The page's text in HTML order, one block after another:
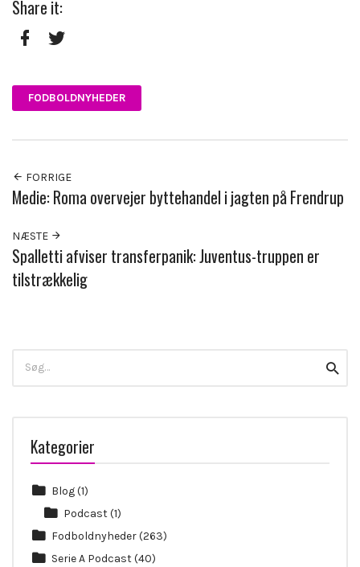
Share it:
FODBOLDNYHEDER
FORRIGE
Medie: Roma overvejer byttehandel i jagten på Frendrup
NÆSTE
Spalletti afviser transferpanik: Juventus-truppen er
tilstrækkelig
for:
Kategorier
Blog(1)
Podcast(1)
Fodboldnyheder(263)
Serie A Podcast(40)